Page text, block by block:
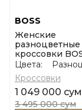
BOSS
Женские
разноцветные
кроссовки
Baltimore
Цвета:
Кроссовки
1 049 000 сум
3 495 000 сум